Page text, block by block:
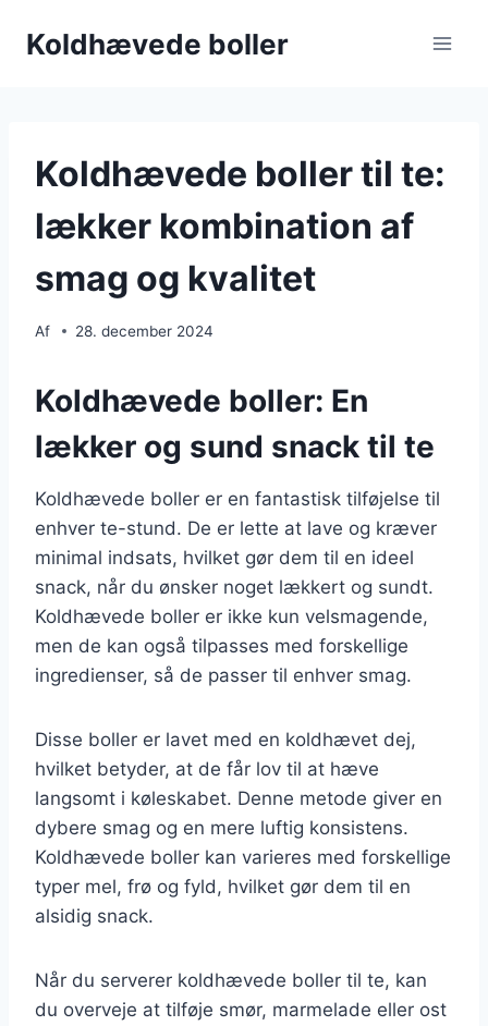
Koldhævede boller
Koldhævede boller til te:
lækker kombination af
smag og kvalitet
Af 28. december 2024
Koldhævede boller: En
lækker og sund snack til te
Koldhævede boller er en fantastisk tilføjelse til
enhver te-stund. De er lette at lave og kræver
minimal indsats, hvilket gør dem til en ideel
snack, når du ønsker noget lækkert og sundt.
Koldhævede boller er ikke kun velsmagende,
men de kan også tilpasses med forskellige
ingredienser, så de passer til enhver smag.
Disse boller er lavet med en koldhævet dej,
hvilket betyder, at de får lov til at hæve
langsomt i køleskabet. Denne metode giver en
dybere smag og en mere luftig konsistens.
Koldhævede boller kan varieres med forskellige
typer mel, frø og fyld, hvilket gør dem til en
alsidig snack.
Når du serverer koldhævede boller til te, kan
du overveje at tilføje smør, marmelade eller ost